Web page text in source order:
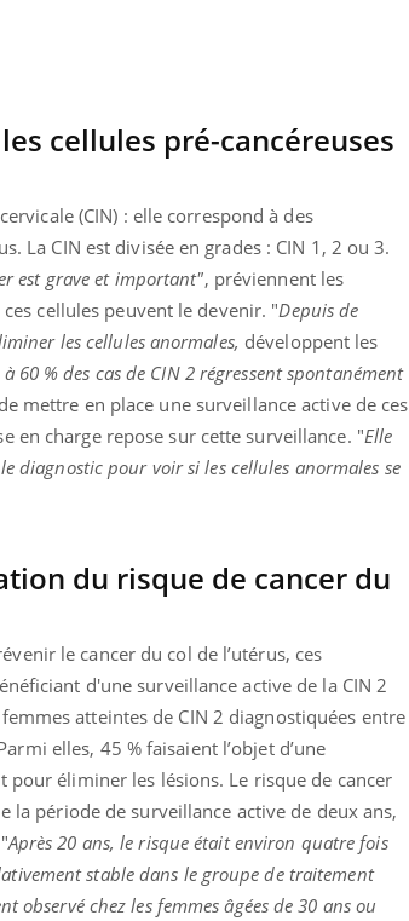
cellules pré-cancéreuses
(CIN) : elle correspond à des
La CIN est divisée en grades : CIN 1, 2 ou 3.
est grave et important", préviennent les
cellules peuvent le devenir. "Depuis de
les cellules anormales, développent les
% des cas de CIN 2 régressent spontanément
mettre en place une surveillance active de ces
en charge repose sur cette surveillance. "Elle
diagnostic pour voir si les cellules anormales se
du risque de cancer du
le cancer du col de l’utérus, ces
d'une surveillance active de la CIN 2
atteintes de CIN 2 diagnostiquées entre
elles, 45 % faisaient l’objet d’une
éliminer les lésions. Le risque de cancer
la période de surveillance active de deux ans,
Après 20 ans, le risque était environ quatre fois
stable dans le groupe de traitement
observé chez les femmes âgées de 30 ans ou